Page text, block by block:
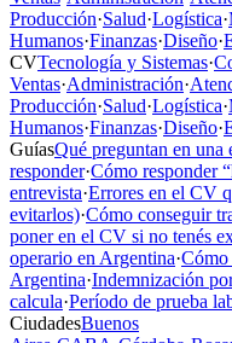
Producción·Salud·Logística·
Humanos·Finanzas·Diseño·
CVTecnología y Sistemas·
Ventas·Administración·
Producción·Salud·Logística·
Humanos·Finanzas·Diseño·
GuíasQué preguntan en una
responder·Cómo responder
entrevista·Errores en el CV
evitarlos)·Cómo conseguir
poner en el CV si no tenés
operario en Argentina·Cómo
Argentina·Indemnización
calcula·Período de prueba
CiudadesBuenos